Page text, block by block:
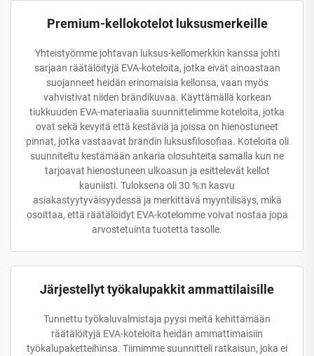
Premium-kellokotelot luksusmerkeille
Yhteistyömme johtavan luksus-kellomerkkin kanssa johti
sarjaan räätälöityjä EVA-koteloita, jotka eivät ainoastaan
suojanneet heidän erinomaisia kellonsa, vaan myös
vahvistivat niiden brändikuvaa. Käyttämällä korkean
tiukkuuden EVA-materiaalia suunnittelimme koteloita, jotka
ovat sekä kevyitä että kestäviä ja joissa on hienostuneet
pinnat, jotka vastaavat brändin luksusfilosofiaa. Koteloita oli
suunniteltu kestämään ankaria olosuhteita samalla kun ne
tarjoavat hienostuneen ulkoasun ja esittelevät kellot
kauniisti. Tuloksena oli 30 %:n kasvu
asiakastyytyväisyydessä ja merkittävä myyntilisäys, mikä
osoittaa, että räätälöidyt EVA-kotelomme voivat nostaa jopa
arvostetuinta tuotetta tasolle.
Järjestellyt työkalupakkit ammattilaisille
Tunnettu työkaluvalmistaja pyysi meitä kehittämään
räätälöityjä EVA-koteloita heidän ammattimaisiin
työkalupaketteihinsa. Tiimimme suunnitteli ratkaisun, joka ei